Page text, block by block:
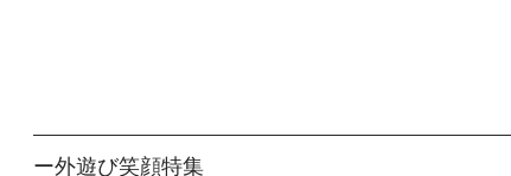
ー外遊び笑顔特集